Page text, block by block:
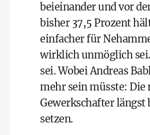
beieinander und vor
bisher 37,5 Prozent
einfacher für
wirklich unmöglich
sei. Wobei Andreas
mehr sein müsste: Die
Gewerkschafter
setzen.